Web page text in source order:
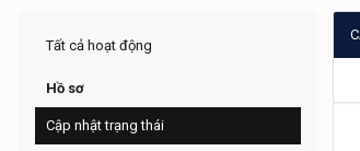
Tất cả hoạt động
Hồ sơ
Cập nhật trạng thái